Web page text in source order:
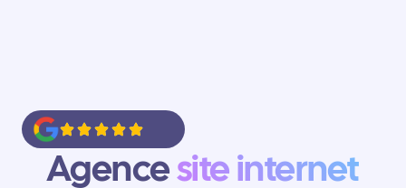
Agencesite internet